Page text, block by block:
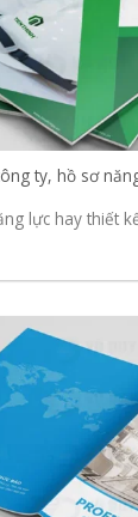
ty, hồ sơ
lực hay thiết